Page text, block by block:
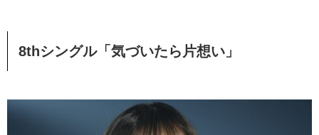
8thシングル「気づいたら片想い」